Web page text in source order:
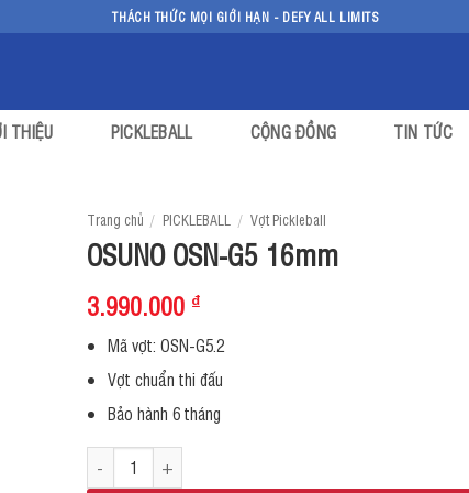
THÁCH THỨC MỌI GIỚI HẠN - DEFY ALL LIMITS
THIỆU PICKLEBALL CỘNG ĐỒNG TIN TỨC
Trang chủ / PICKLEBALL / Vợt Pickleball
OSUNO OSN-G5 16mm
3.990.000 ₫
Mã vợt: OSN-G5.2
Vợt chuẩn thi đấu
Bảo hành 6 tháng
OSUNO OSN-G5 16mm số lượng